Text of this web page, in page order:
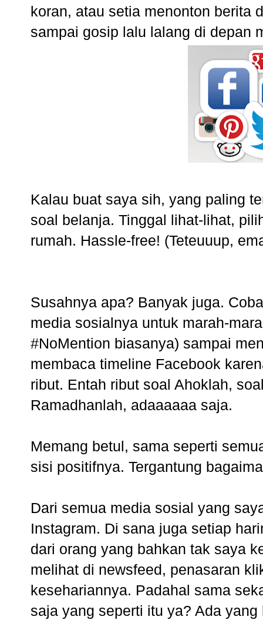
koran, atau setia menonton berita
sampai gosip lalu lalang di depan
Kalau buat saya sih, yang paling
soal belanja. Tinggal lihat-lihat,
rumah. Hassle-free! (Teteuuup,
Susahnya apa? Banyak juga.
media sosialnya untuk marah-
#NoMention biasanya) sampai
membaca timeline Facebook
ribut. Entah ribut soal Ahoklah,
Ramadhanlah, adaaaaaa saja.
Memang betul, sama seperti
sisi positifnya. Tergantung
Dari semua media sosial yang
Instagram. Di sana juga setiap
dari orang yang bahkan tak saya
melihat di newsfeed, penasaran
kesehariannya. Padahal sama
saja yang seperti itu ya? Ada yang